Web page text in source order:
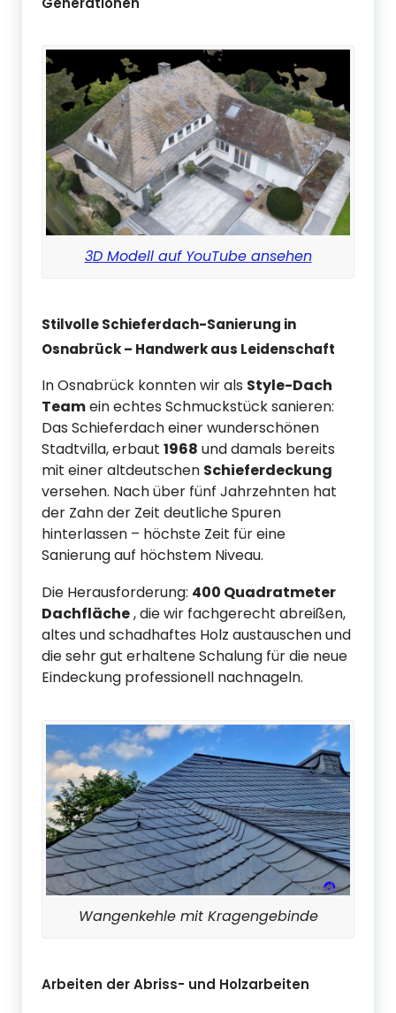
3D Modell auf YouTube ansehen
Stilvolle Schieferdach-Sanierung in
Osnabrück – Handwerk aus Leidenschaft
In Osnabrück konnten wir als Style-Dach
Teamein echtes Schmuckstück sanieren:
Das Schieferdach einer wunderschönen
Stadtvilla, erbaut 1968 und damals bereits
mit einer altdeutschen Schieferdeckung
versehen. Nach über fünf Jahrzehnten hat
der Zahn der Zeit deutliche Spuren
hinterlassen – höchste Zeit für eine
Sanierung auf höchstem Niveau.
Die Herausforderung: 400 Quadratmeter
Dachfläche, die wir fachgerecht abreißen,
altes und schadhaftes Holz austauschen und
die sehr gut erhaltene Schalung für die neue
Eindeckung professionell nachnageln.
Wangenkehle mit Kragengebinde
Arbeiten der Abriss- und Holzarbeiten